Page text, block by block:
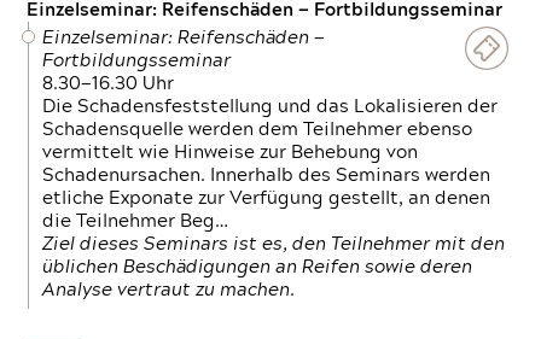
Einzelseminar: Reifenschäden — Fortbildungsseminar
Einzelseminar: Reifenschäden —
Fortbildungsseminar
8.30—16.30 Uhr
Die Schadensfeststellung und das Lokalisieren der
Schadensquelle werden dem Teilnehmer ebenso
vermittelt wie Hinweise zur Behebung von
Schadenursachen. Innerhalb des Seminars werden
etliche Exponate zur Verfügung gestellt, an denen
die Teilnehmer Beg…
Ziel dieses Seminars ist es, den Teilnehmer mit den
üblichen Beschädigungen an Reifen sowie deren
Analyse vertraut zu machen.